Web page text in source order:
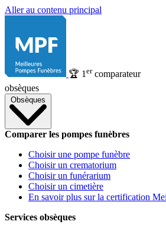
Aller au contenu principal
🏆 1 ercomparateur
obsèques
Obsèques
Comparer les pompes funèbres
Choisir une pompe funèbre
Choisir un crematorium
Choisir un funérarium
Choisir un cimetière
En savoir plus sur la certification
Services obsèques